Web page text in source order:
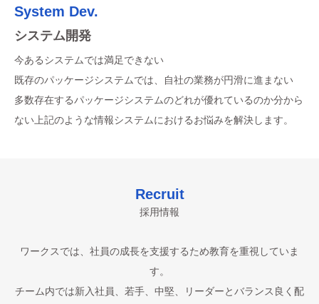
System Dev.
システム開発
今あるシステムでは満足できない
既存のパッケージシステムでは、自社の業務が円滑に進まない
多数存在するパッケージシステムのどれが優れているのか分から
ない上記のような情報システムにおけるお悩みを解決します。
アウトソーシング
【発送業務】
企画・デザイン・開発から運用（実施前準備～結果返信）までの
処理をワンストップサービスにて提供致します。
【データエントリー業務】
長年の経験を元に、紙文書や情報の電子化を進めるお客様に対し
特定健康診査票、後期高齢者健康診査票、特定保健指導支援計画
及び実施報告書、予防接種予診票、がん検診記録票など一連の電
デザインシンキング
【デザイン思考型システム開発プロセス】
ワークスでは、新しい取組みとしてデザイン思考型システム開発
プロセスに取り組んでいます。
Recruit
採用情報
ワークスでは、社員の成長を支援するため教育を重視していま
す。
チーム内では新入社員、若手、中堅、リーダーとバランス良く配